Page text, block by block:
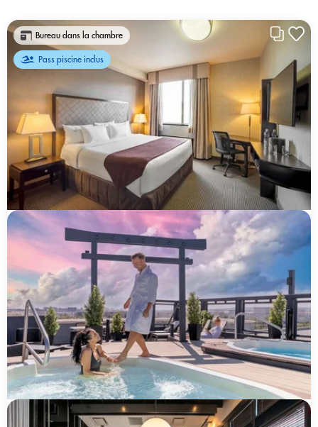
Bureau dans la chambre
Pass piscine inclus